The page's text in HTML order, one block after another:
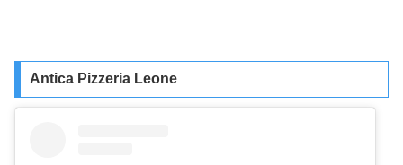
Antica Pizzeria Leone